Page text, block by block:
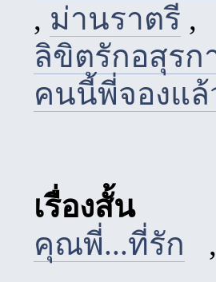
, ม่านราตรี
ลิขิตรักอสุรก
คนนี้พี่จองแล้
เรื่องสั้น
คุณพี่...ที่รัก